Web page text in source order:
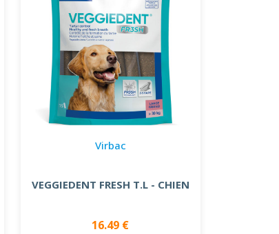
Virbac
VEGGIEDENT FRESH T.L - CHIEN
16.49 €